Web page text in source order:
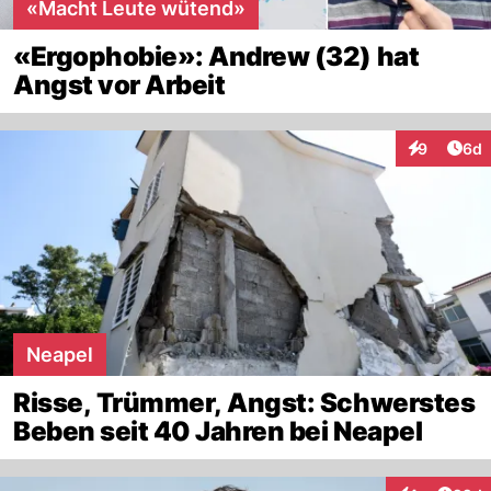
«Macht Leute wütend»
«Ergophobie»: Andrew (32) hat
Angst vor Arbeit
9 6d
Neapel
Risse, Trümmer, Angst: Schwerstes
Beben seit 40 Jahren bei Neapel